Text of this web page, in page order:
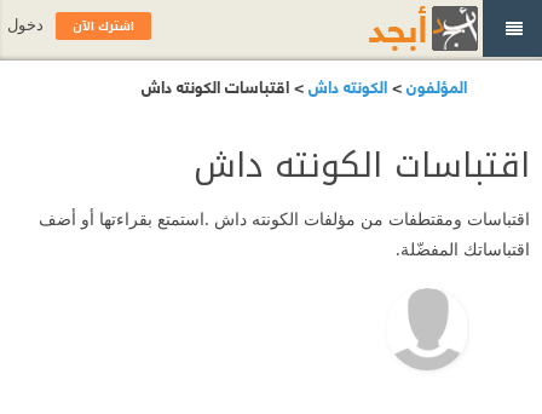
المؤلفون>الكونته داش> اقتباسات الكونته داش
اقتباسات الكونته داش
اقتباسات ومقتطفات من مؤلفات الكونته داش .استمتع بقراءتها أو أضف
اقتباساتك المفضّلة.
اشترك الآن دخول